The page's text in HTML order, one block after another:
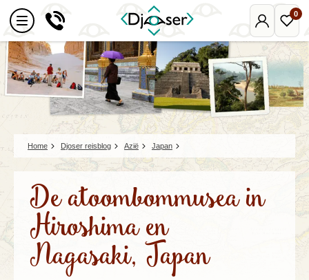
Mijn
Djoser
0
Home Djoser reisblog Azië Japan
De atoombommusea in
Hiroshima en
Nagasaki, Japan